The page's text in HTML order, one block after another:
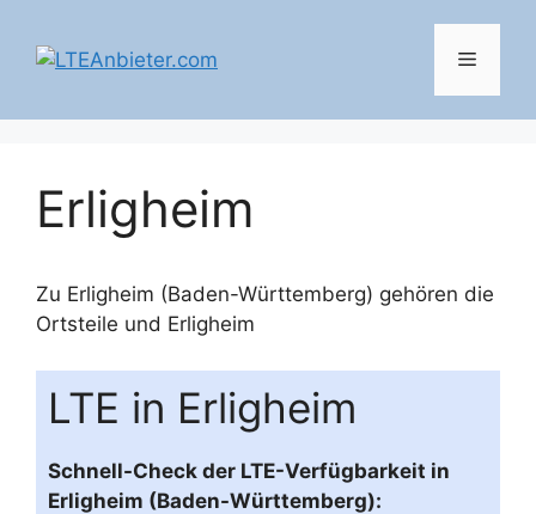
Inhalt
springen
Menü
Erligheim
Zu Erligheim (Baden-Württemberg) gehören die
Ortsteile und Erligheim
LTE in Erligheim
Schnell-Check der LTE-Verfügbarkeit in
Erligheim (Baden-Württemberg):